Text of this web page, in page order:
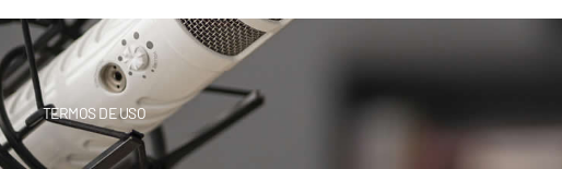
TERMOS DE USO